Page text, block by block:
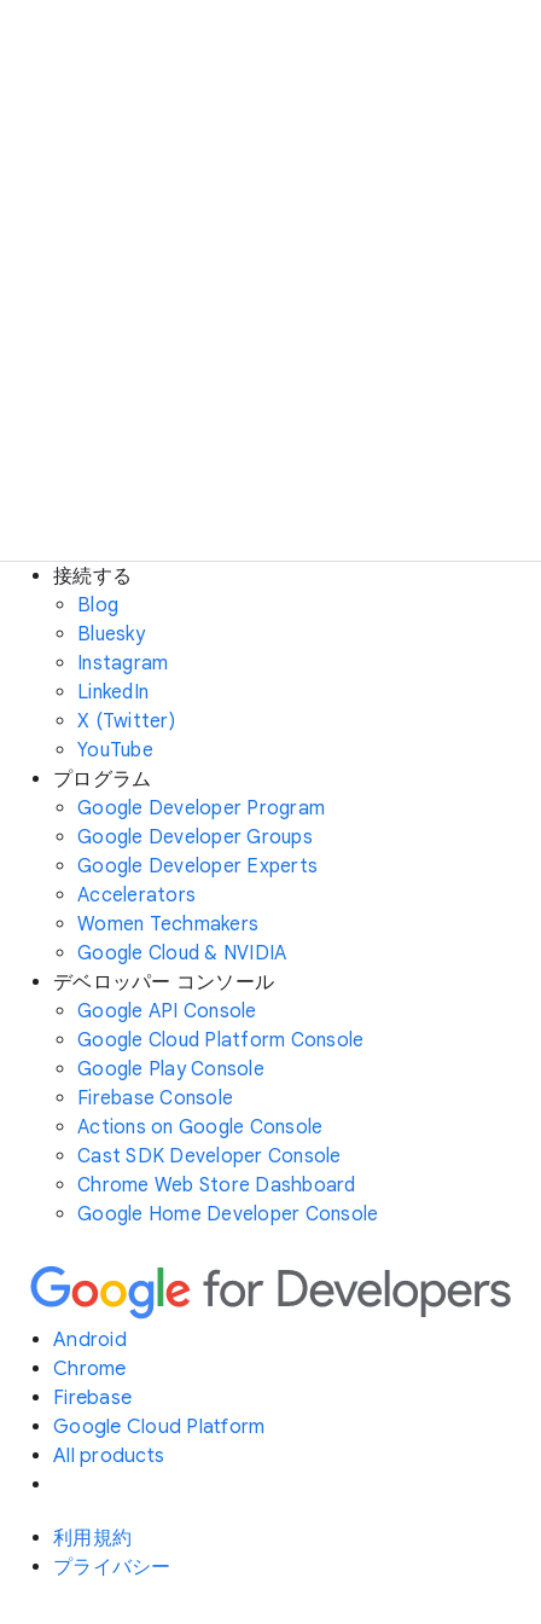
接続する
Blog
Bluesky
Instagram
LinkedIn
X (Twitter)
YouTube
プログラム
Google Developer Program
Google Developer Groups
Google Developer Experts
Accelerators
Women Techmakers
Google Cloud & NVIDIA
デベロッパー コンソール
Google API Console
Google Cloud Platform Console
Google Play Console
Firebase Console
Actions on Google Console
Cast SDK Developer Console
Chrome Web Store Dashboard
Google Home Developer Console
Android
Chrome
Firebase
Google Cloud Platform
All products
利用規約
プライバシー